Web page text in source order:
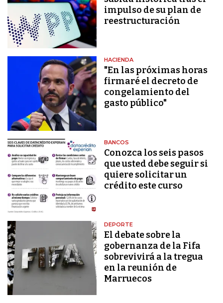
impulso de su plan de
reestructuración
HACIENDA
"En las próximas horas
firmaré el decreto de
congelamiento del
gasto público"
BANCOS
Conozca los seis pasos
que usted debe seguir si
quiere solicitar un
crédito este curso
DEPORTE
El debate sobre la
gobernanza de la Fifa
sobrevivirá a la tregua
en la reunión de
Marruecos